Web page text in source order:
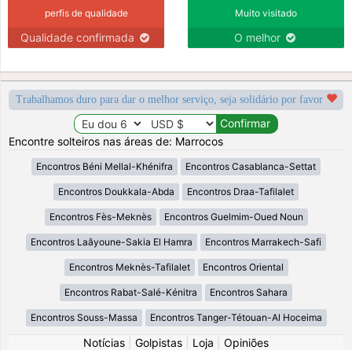
perfis de qualidade
Qualidade confirmada
Muito visitado
O melhor
Trabalhamos duro para dar o melhor serviço, seja solidário por favor
Encontre solteiros nas áreas de: Marrocos
Encontros Béni Mellal-Khénifra Encontros Casablanca-Settat
Encontros Doukkala-Abda Encontros Draa-Tafilalet
Encontros Fès-Meknès Encontros Guelmim-Oued Noun
Encontros Laâyoune-Sakia El Hamra Encontros Marrakech-Safi
Encontros Meknès-Tafilalet Encontros Oriental
Encontros Rabat-Salé-Kénitra Encontros Sahara
Encontros Souss-Massa Encontros Tanger-Tétouan-Al Hoceima
Notícias Golpistas Loja
Opiniões